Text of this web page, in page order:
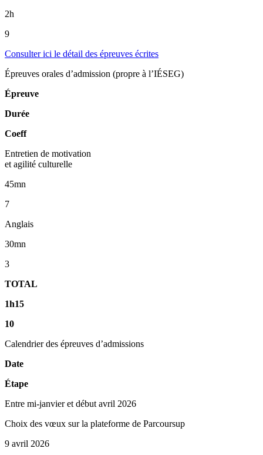
2h
9
Consulter ici le détail des épreuves écrites
Épreuves orales d’admission (propre à l’IÉSEG)
Épreuve
Durée
Coeff
Entretien de motivation
et agilité culturelle
45mn
7
Anglais
30mn
3
TOTAL
1h15
10
Calendrier des épreuves d’admissions
Date
Étape
Entre mi-janvier et début avril 2026
Choix des vœux sur la plateforme de Parcoursup
9 avril 2026